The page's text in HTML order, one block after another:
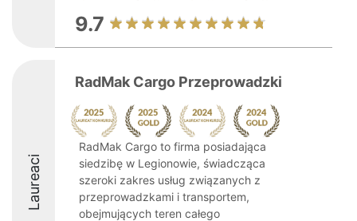
9.7
Laureaci
RadMak Cargo Przeprowadzki
RadMak Cargo to firma posiadająca
siedzibę w Legionowie, świadcząca
szeroki zakres usług związanych z
przeprowadzkami i transportem,
obejmujących teren całego